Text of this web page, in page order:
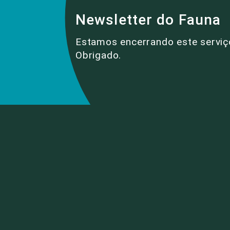
Newsletter do Fauna
Estamos encerrando este
Obrigado.